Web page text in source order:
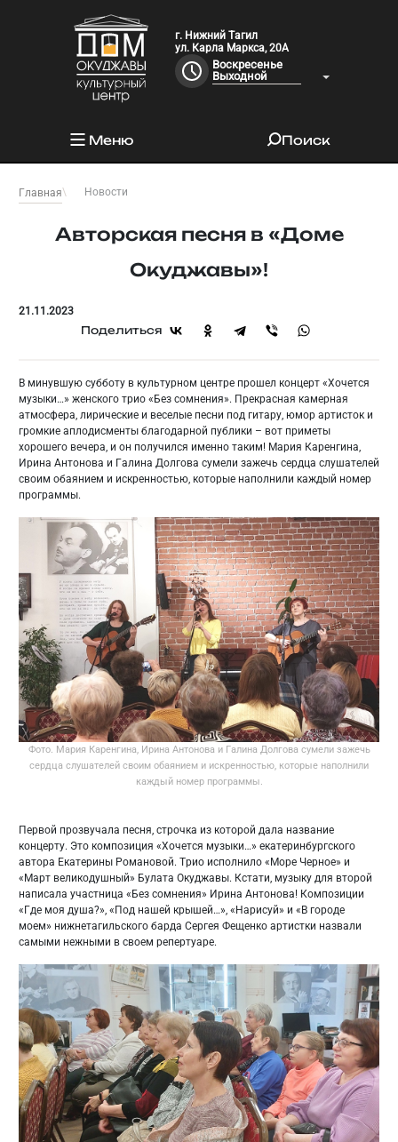
г. Нижний Тагил
ул. Карла Маркса, 20А
Воскресенье
Выходной
Меню Поиск
Главная Новости
Авторская песня в «Доме
Окуджавы»!
21.11.2023
Поделиться
В минувшую субботу в культурном центре прошел концерт «Хочется
музыки…» женского трио «Без сомнения». Прекрасная камерная
атмосфера, лирические и веселые песни под гитару, юмор артисток и
громкие аплодисменты благодарной публики – вот приметы
хорошего вечера, и он получился именно таким! Мария Каренгина,
Ирина Антонова и Галина Долгова сумели зажечь сердца слушателей
своим обаянием и искренностью, которые наполнили каждый номер
программы.
Фото. Мария Каренгина, Ирина Антонова и Галина Долгова сумели зажечь
сердца слушателей своим обаянием и искренностью, которые наполнили
каждый номер программы.
Первой прозвучала песня, строчка из которой дала название
концерту. Это композиция «Хочется музыки…» екатеринбургского
автора Екатерины Романовой. Трио исполнило «Море Черное» и
«Март великодушный» Булата Окуджавы. Кстати, музыку для второй
написала участница «Без сомнения» Ирина Антонова! Композиции
«Где моя душа?», «Под нашей крышей…», «Нарисуй» и «В городе
моем» нижнетагильского барда Сергея Фещенко артистки назвали
самыми нежными в своем репертуаре.